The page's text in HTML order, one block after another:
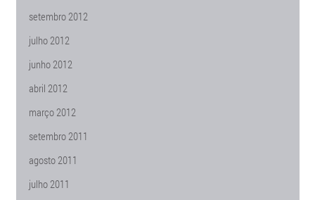
setembro 2012
julho 2012
junho 2012
abril 2012
março 2012
setembro 2011
agosto 2011
julho 2011